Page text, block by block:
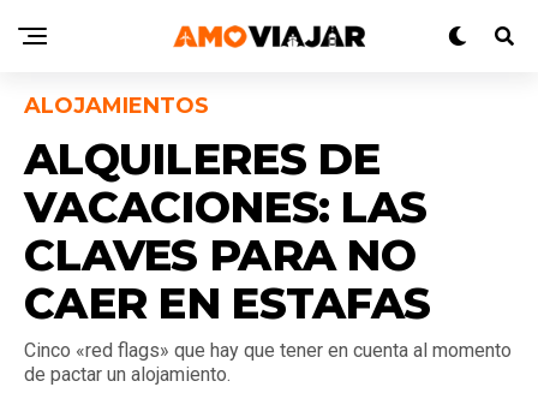
ALOJAMIENTOS
ALQUILERES DE
VACACIONES: LAS
CLAVES PARA NO
CAER EN ESTAFAS
Cinco «red flags» que hay que tener en cuenta al momento
de pactar un alojamiento.